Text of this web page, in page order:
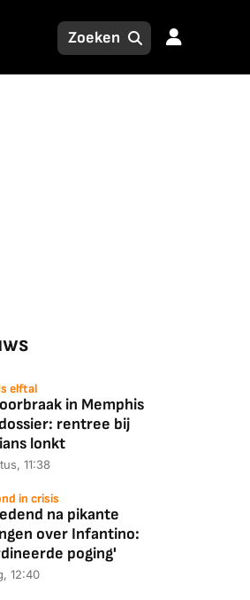
elftal
in Memphis
rentree bij
lonkt
11:38
in crisis
na pikante
over Infantino:
poging'
12:40